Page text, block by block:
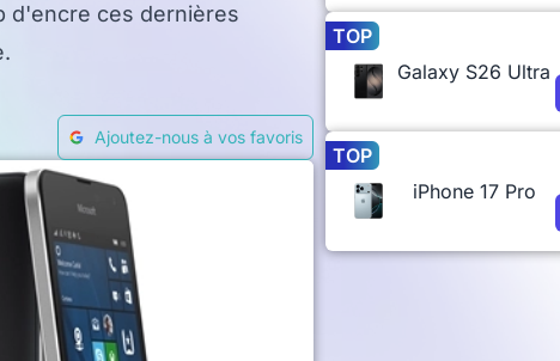
d'encre ces dernières
Ajoutez-nous à vos favoris
TOP
Galaxy S26 Ultra
TOP
iPhone 17 Pro